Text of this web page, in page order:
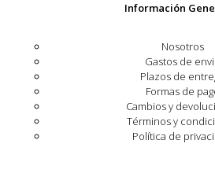
Información
Nosotros
Gastos de
Plazos de
Formas de
Cambios y
Términos y
Política de